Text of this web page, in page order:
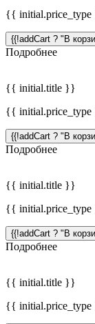
{{
Подробнее
{{ initial.title }}
{{
Подробнее
{{ initial.title }}
{{
Подробнее
{{ initial.title }}
{{